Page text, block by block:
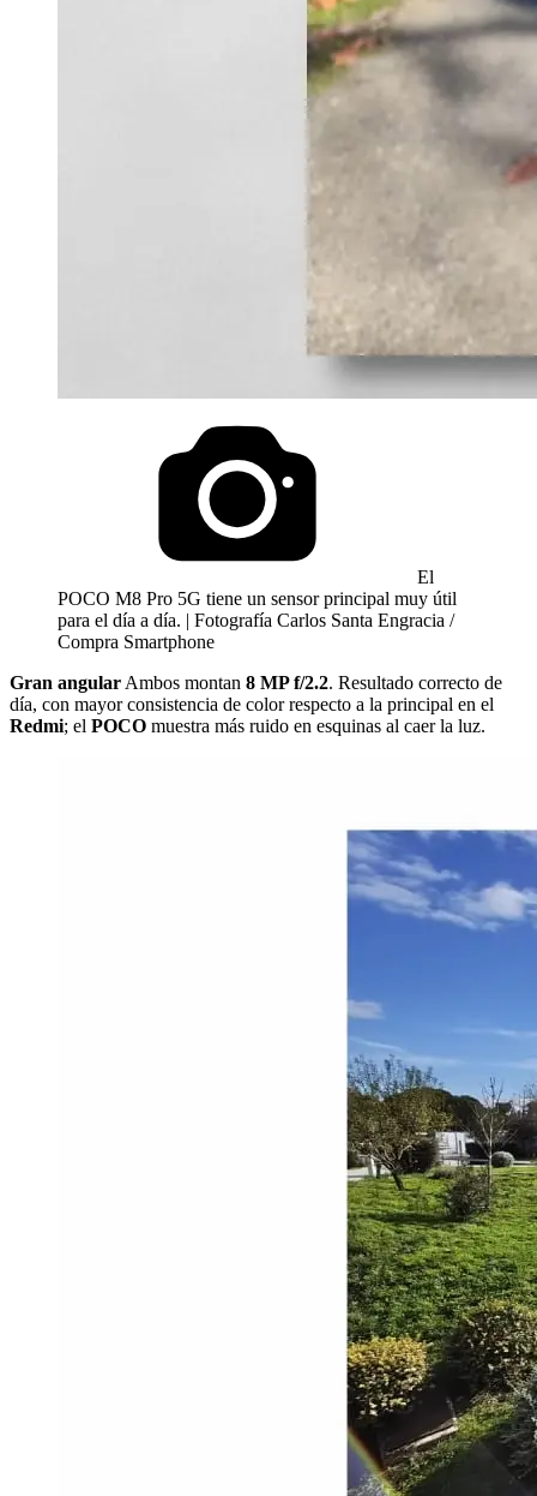
El
POCO M8 Pro 5G tiene un sensor principal muy útil
para el día a día. | Fotografía Carlos Santa Engracia /
Compra Smartphone
Gran angular Ambos montan 8 MP f/2.2. Resultado correcto de
día, con mayor consistencia de color respecto a la principal en el
Redmi; el POCO muestra más ruido en esquinas al caer la luz.